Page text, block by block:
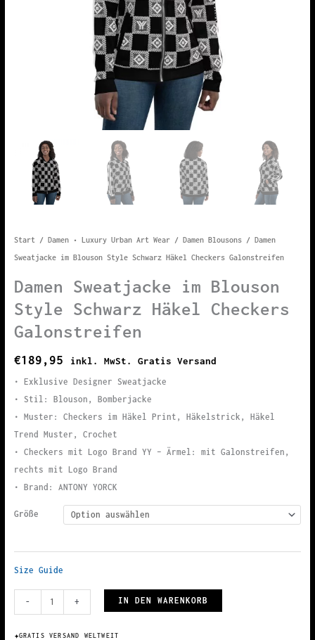
Start / Damen • Luxury Urban Art Wear/ Damen Blousons/ Damen
Sweatjacke im Blouson Style Schwarz Häkel Checkers Galonstreifen
Damen Sweatjacke im Blouson
Style Schwarz Häkel Checkers
Galonstreifen
€189,95 inkl. MwSt. Gratis Versand
• Exklusive Designer Sweatjacke
• Stil: Blouson, Bomberjacke
• Muster: Checkers im Häkel Print, Häkelstrick, Häkel
Trend Muster, Crochet
• Checkers mit Logo Brand YY – Ärmel: mit Galonstreifen,
rechts mit Logo Brand
• Brand: ANTONY YORCK
Größe
Size Guide
-
Sweatjacke
im
+ IN DEN WARENKORB
✦GRATIS VERSAND WELTWEIT